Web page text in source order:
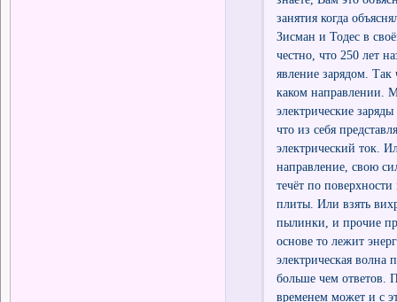
занятия когда
Зисман и Тодес в
честно, что 250 лет
явление зарядом. Так
каком направлении.
электрические
что из себя
электрический ток.
направление, свою
течёт по
плиты. Или взять
пылинки, и прочие
основе то лежит
электрическая
больше чем ответов.
временем может и с